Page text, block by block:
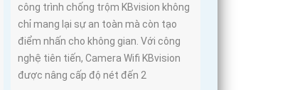
công trình chống trộm KBvision không
chỉ mang lại sự an toàn mà còn tạo
điểm nhấn cho không gian. Với công
nghệ tiên tiến, Camera Wifi KBvision
được nâng cấp độ nét đến 2